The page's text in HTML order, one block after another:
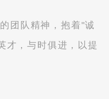
团队精神，抱着"诚
才，与时俱进，以提